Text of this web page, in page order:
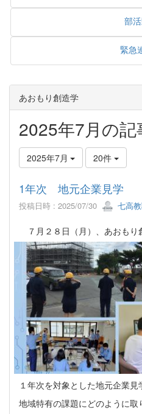
部
緊急
あおもり創造学
2025年7月の記
2025年7月 20件
1年次 地元企業見学
投稿日時 : 2025/07/30 七高
７月２８日（月）、あおもり
１年次を対象とした地元企業見
地域特有の課題にどのように取